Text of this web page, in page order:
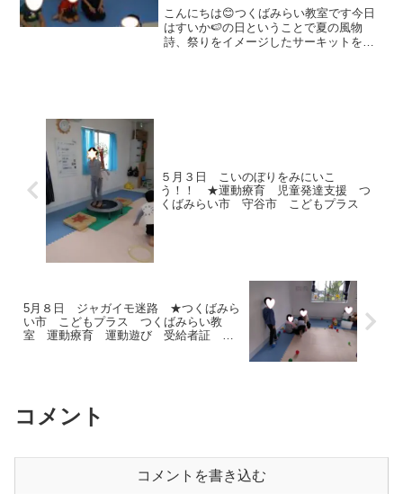
デイサービス 運動療育 運動遊
び 発達支援 受給者証
こんにちは😊つくばみらい教室です今日
はすいか🍉の日ということで夏の風物
詩、祭りをイメージしたサーキットを行
５月３日 こいのぼりをみにいこ
う！！ ★運動療育 児童発達支援 つ
くばみらい市 守谷市 こどもプラス
5月８日 ジャガイモ迷路 ★つくばみら
い市 こどもプラス つくばみらい教
室 運動療育 運動遊び 受給者証 放
コメント
コメントを書き込む